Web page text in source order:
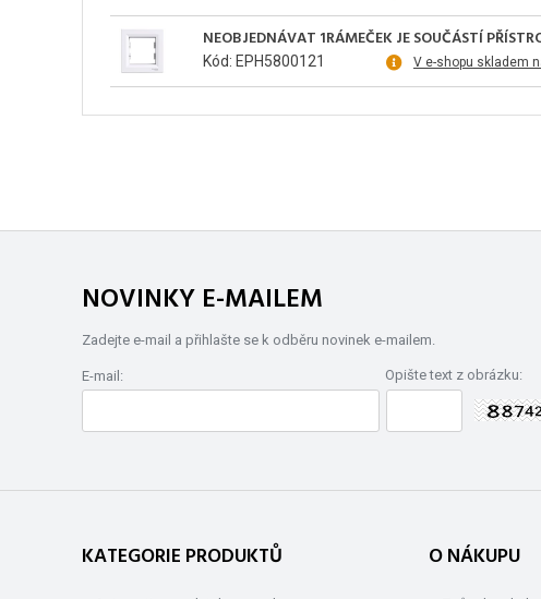
NEOBJEDNÁVAT 1RÁMEČEK JE SOUČÁSTÍ
Kód: EPH5800121 V e-shopu skladem
NOVINKY E-MAILEM
Zadejte e-mail a přihlašte se k odběru novinek e-mailem.
E-mail: Opište text z obrázku:
KATEGORIE PRODUKTŮ O NÁKUPU